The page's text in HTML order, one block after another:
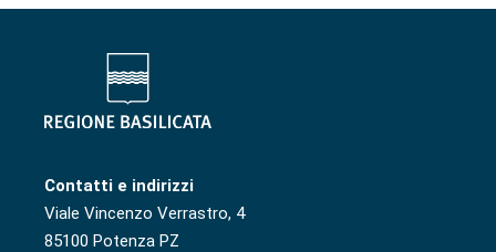
Contatti e indirizzi
Viale Vincenzo Verrastro, 4
85100 Potenza PZ